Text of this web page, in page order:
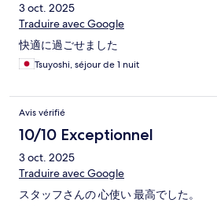
3 oct. 2025
Traduire avec Google
快適に過ごせました
Tsuyoshi, séjour de 1 nuit
Avis vérifié
10/10 Exceptionnel
3 oct. 2025
Traduire avec Google
スタッフさんの 心使い 最高でした。